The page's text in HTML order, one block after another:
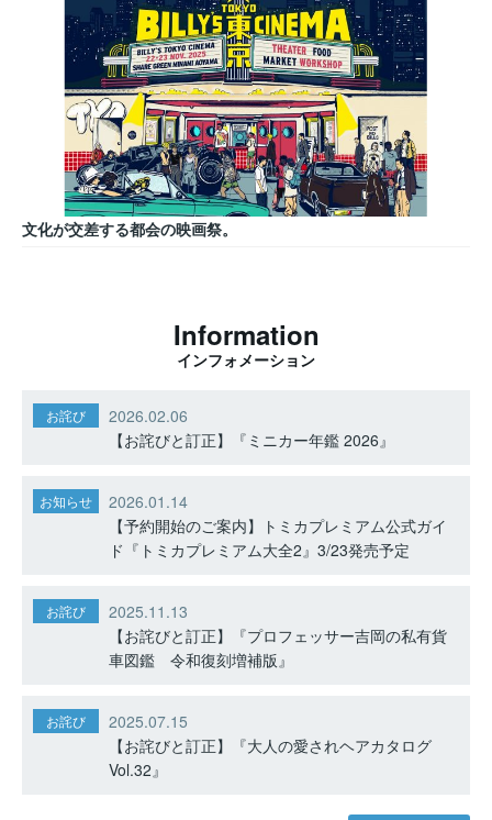
文化が交差する都会の映画祭。
Information
インフォメーション
お詫び
2026.02.06
【お詫びと訂正】『ミニカー年鑑 2026』
お知らせ
2026.01.14
【予約開始のご案内】トミカプレミアム公式ガイ
ド『トミカプレミアム大全2』3/23発売予定
お詫び
2025.11.13
【お詫びと訂正】『プロフェッサー吉岡の私有貨
車図鑑 令和復刻増補版』
お詫び
2025.07.15
【お詫びと訂正】『大人の愛されヘアカタログ
Vol.32』